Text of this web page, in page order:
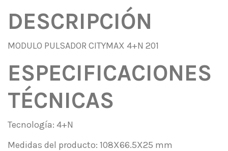
DESCRIPCIÓN
MODULO PULSADOR CITYMAX 4+N 201
ESPECIFICACIONES
TÉCNICAS
Tecnología: 4+N
Medidas del producto: 108X66.5X25 mm